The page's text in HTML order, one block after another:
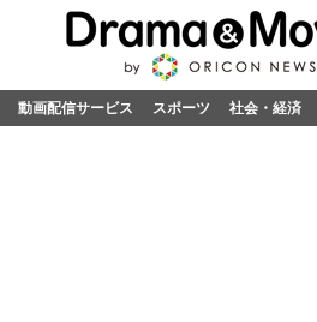
動画配信サービス スポーツ 社会・経済